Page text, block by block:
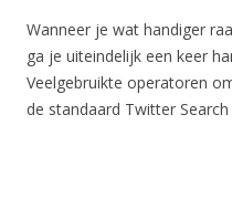
Wanneer je wat handiger
ga je uiteindelijk een keer
Veelgebruikte operatoren
de standaard Twitter